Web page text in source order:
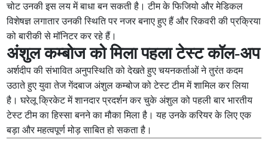
चोट उनकी इस लय में बाधा बन सकती है। टीम के फिजियो और मेडिकल
विशेषज्ञ लगातार उनकी स्थिति पर नजर बनाए हुए हैं और रिकवरी की प्रक्रिया
को बारीकी से मॉनिटर कर रहे हैं।
अंशुल कम्बोज को मिला पहला टेस्ट कॉल-अप
अर्शदीप की संभावित अनुपस्थिति को देखते हुए चयनकर्ताओं ने तुरंत कदम
उठाते हुए युवा तेज गेंदबाज अंशुल कम्बोज को टेस्ट टीम में शामिल कर लिया
है। घरेलू क्रिकेट में शानदार प्रदर्शन कर चुके अंशुल को पहली बार भारतीय
टेस्ट टीम का हिस्सा बनने का मौका मिला है। यह उनके करियर के लिए एक
बड़ा और महत्वपूर्ण मोड़ साबित हो सकता है।